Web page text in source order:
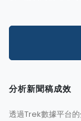
分析新聞稿成效
透過Trek數據平台